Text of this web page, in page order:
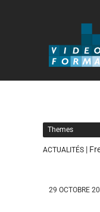
Themes
ACTUALITÉS |
29 OCTOBRE